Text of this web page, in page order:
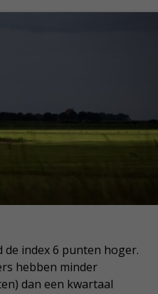
de index 6 punten hoger.
hebben minder
dan een kwartaal